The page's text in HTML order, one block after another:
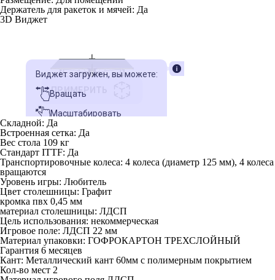
Держатель для ракеток и мячей: Да
3D Виджет
Складной: Да
Встроенная сетка: Да
Вес стола 109 кг
Стандарт ITTF: Да
Транспортировочные колеса: 4 колеса (диаметр 125 мм), 4 колеса
вращаются
Уровень игры: Любитель
Цвет столешницы: Графит
кромка пвх 0,45 мм
материал столешницы: ЛДСП
Цель использования: некоммерческая
Игровое поле: ЛДСП 22 мм
Материал упаковки: ГОФРОКАРТОН ТРЕХСЛОЙНЫЙ
Гарантия 6 месяцев
Кант: Металлический кант 60мм с полимерным покрытием
Кол-во мест 2